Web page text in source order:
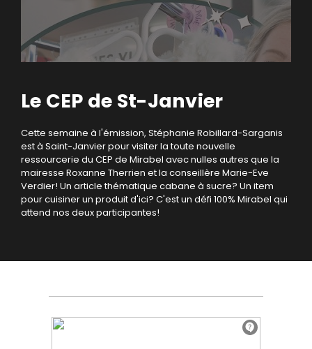
Le CEP de St-Janvier
Cette semaine à l'émission, Stéphanie Robillard-Sarganis
est à Saint-Janvier pour visiter la toute nouvelle
ressourcerie du CEP de Mirabel avec nulles autres que la
mairesse Roxanne Therrien et la conseillère Marie-Eve
Verdier! Un article thématique cabane à sucre? Un item
pour cuisiner un produit d'ici? C'est un défi 100% Mirabel qui
attend nos deux participantes!